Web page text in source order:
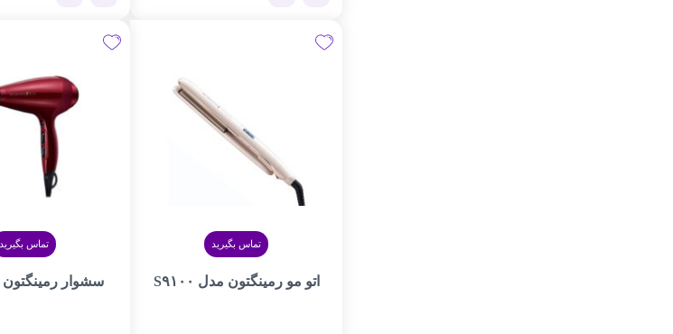
تماس بگیرید
اتو مو رمینگتون مدل S۹۱۰۰
تماس بگیرید
سشوار رمینگتون AC۹۰۹۶